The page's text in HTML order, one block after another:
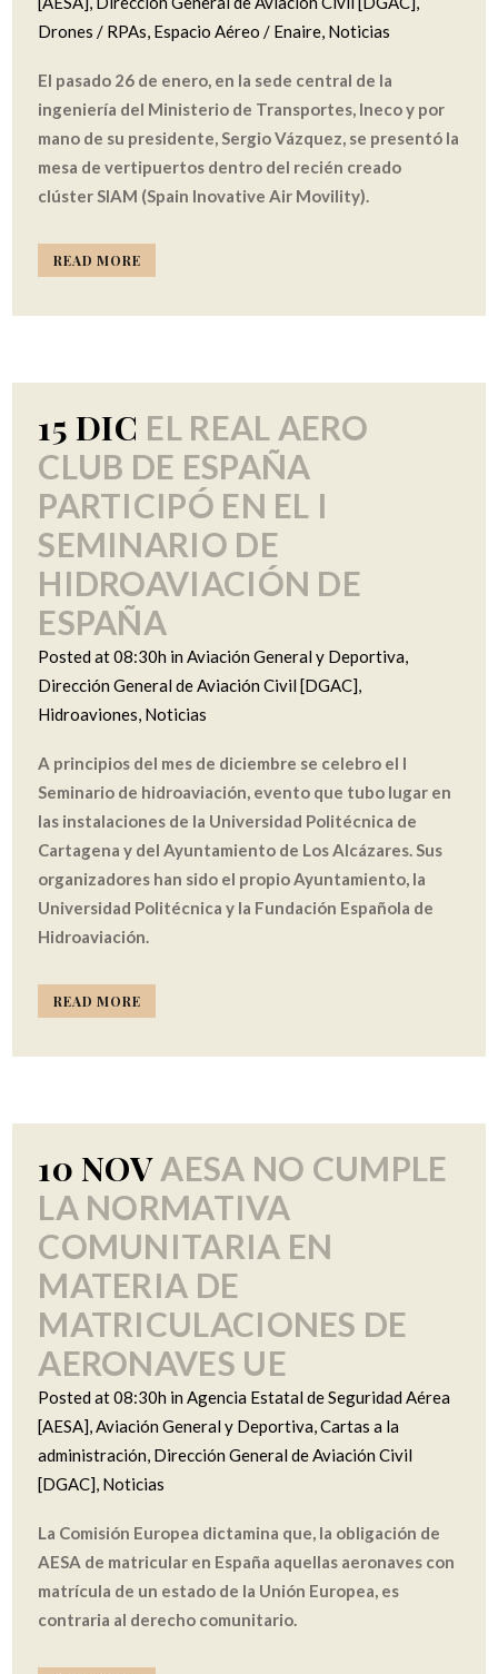
Drones / RPAs, Espacio Aéreo / Enaire, Noticias
El pasado 26 de enero, en la sede central de la
ingeniería del Ministerio de Transportes, Ineco y por
mano de su presidente, Sergio Vázquez, se presentó la
mesa de vertipuertos dentro del recién creado
clúster SIAM (Spain Inovative Air Movility).
READ MORE
15 DIC EL REAL AERO
CLUB DE ESPAÑA
PARTICIPÓ EN EL I
SEMINARIO DE
HIDROAVIACIÓN DE
ESPAÑA
Posted at 08:30h inAviación General y Deportiva,
Dirección General de Aviación Civil [DGAC],
Hidroaviones, Noticias
A principios del mes de diciembre se celebro el I
Seminario de hidroaviación, evento que tubo lugar en
las instalaciones de la Universidad Politécnica de
Cartagena y del Ayuntamiento de Los Alcázares. Sus
organizadores han sido el propio Ayuntamiento, la
Universidad Politécnica y la Fundación Española de
Hidroaviación.
READ MORE
10 NOV AESA NO CUMPLE
LA NORMATIVA
COMUNITARIA EN
MATERIA DE
MATRICULACIONES DE
AERONAVES UE
Posted at 08:30h inAgencia Estatal de Seguridad Aérea
[AESA],Aviación General y Deportiva,Cartas a la
administración, Dirección General de Aviación Civil
[DGAC], Noticias
La Comisión Europea dictamina que, la obligación de
AESA de matricular en España aquellas aeronaves con
matrícula de un estado de la Unión Europea, es
contraria al derecho comunitario.